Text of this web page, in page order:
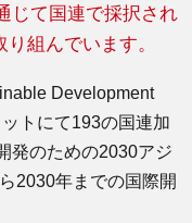
じて国連で採択され
組んでいます。
Development
トにて193の国連加
発のための2030アジ
2030年までの国際開